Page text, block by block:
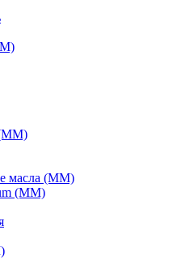
(ММ)
масла (ММ)
(ММ)